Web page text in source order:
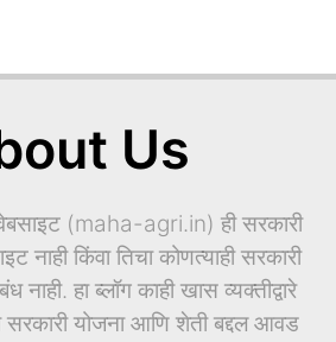
Us
(maha-agri.in) ही सरकारी
नाही किंवा तिचा कोणत्याही सरकारी
नाही. हा ब्लॉग काही खास व्यक्तीद्वारे
सरकारी योजना आणि शेती बद्दल आवड